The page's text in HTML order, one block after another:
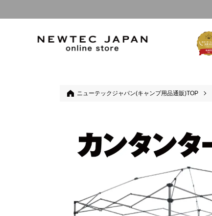
ニューテックジャパン(キャンプ用品通販)TOP